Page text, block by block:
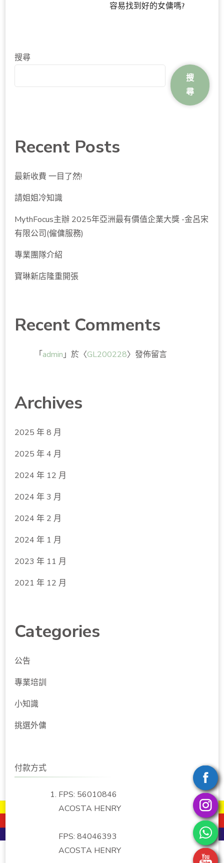
容易找到好的女傭嗎?
搜尋
搜
尋
Recent Posts
最新收費 一目了然!
請姐姐冷知識
MythFocus主辦 2025年亞洲最有價值企業大獎 -金呂宋
有限公司(僱傭服務)
專業團隊介紹
寶琳新店隆重開張
Recent Comments
「 admin 」於〈GL200228〉發佈留言
Archives
2025 年 8 月
2025 年 4 月
2024 年 12 月
2024 年 3 月
2024 年 2 月
2024 年 1 月
2023 年 11 月
2021 年 12 月
Categories
公告
專業培訓
小知識
挑選外傭
付款方式
FPS: 56010846
ACOSTA HENRY
FPS: 84046393
ACOSTA HENRY